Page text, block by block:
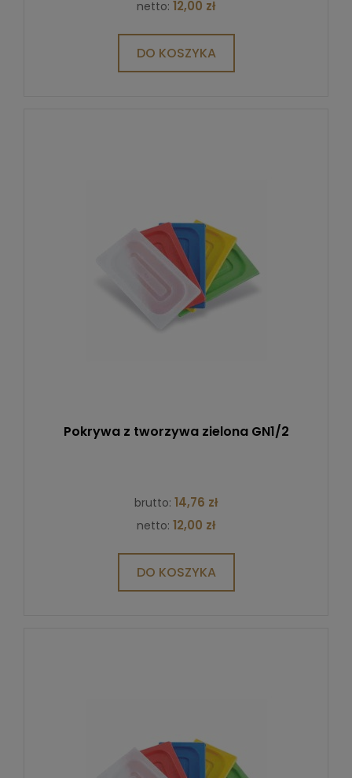
netto: 12,00 zł
DO KOSZYKA
Pokrywa z tworzywa zielona GN1/2
brutto: 14,76 zł
netto: 12,00 zł
DO KOSZYKA